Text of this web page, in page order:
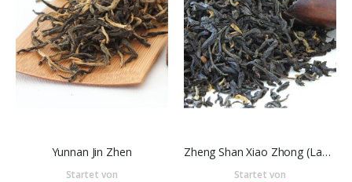
Yunnan Jin Zhen
Startet von
Zheng Shan Xiao Zhong (Lapsang Souchong)
Startet von